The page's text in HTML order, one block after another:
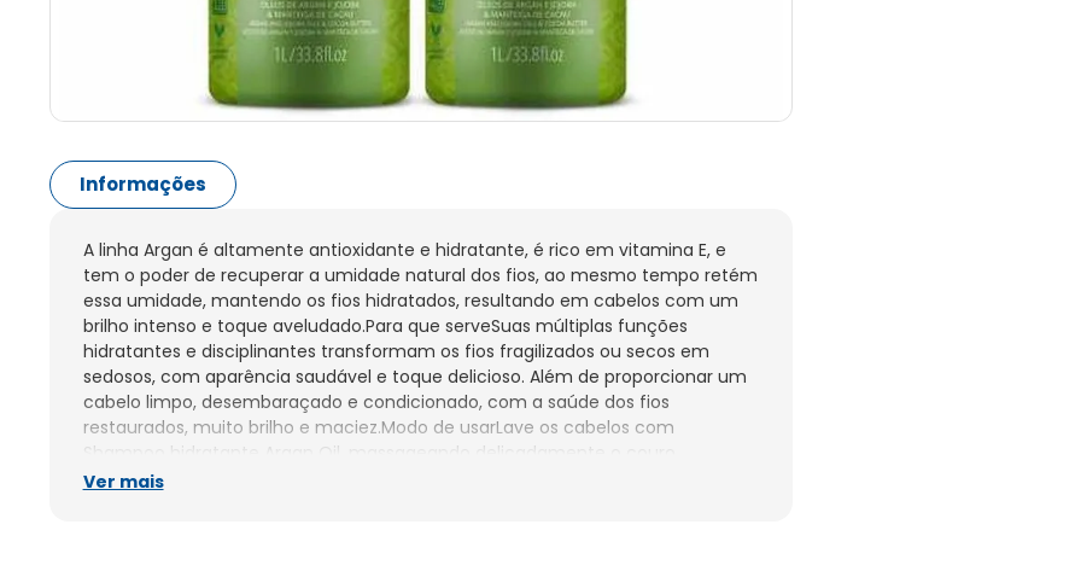
Informações
A linha Argan é altamente antioxidante e hidratante, é rico em vitamina E, e
tem o poder de recuperar a umidade natural dos fios, ao mesmo tempo retém
essa umidade, mantendo os fios hidratados, resultando em cabelos com um
brilho intenso e toque aveludado.Para que serveSuas múltiplas funções
hidratantes e disciplinantes transformam os fios fragilizados ou secos em
sedosos, com aparência saudável e toque delicioso. Além de proporcionar um
cabelo limpo, desembaraçado e condicionado, com a saúde dos fios
restaurados, muito brilho e maciez.Modo de usarLave os cabelos com
Shampoo hidratante Argan Oil, massageando delicadamente o couro
cabeludo. Se necessário, repita a operação. Enxágue totalmente.Aplique uma
Ver mais